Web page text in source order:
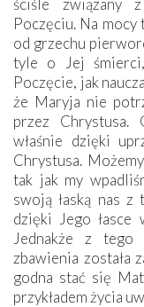
ściśle związany
Poczęciu. Na
od grzechu
tyle o Jej
Poczęcie, jak
że Maryja nie
przez Chrystusa.
właśnie dzięki
Chrystusa.
tak jak my
swoją łaską nas
dzięki Jego łasce
Jednakże z tego
zbawienia została
godna stać się
przykładem życia